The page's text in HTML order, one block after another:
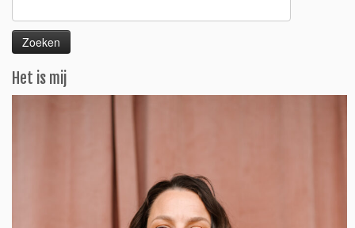
Zoeken
naar:
Het is mij